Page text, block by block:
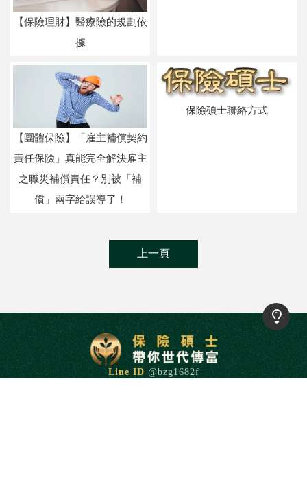
【保險理財】醫療險的規劃依
據
【團體保險】「雇主補償契約
責任保險」真能完全解決雇主
之職災補償責任？別被「補
償」兩字給誤導了！
保險碩士聯絡方式
上一頁
@bzg1682f